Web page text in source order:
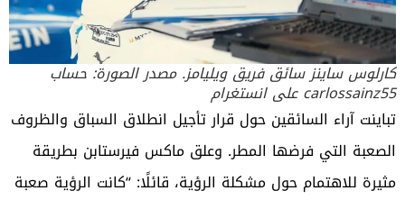
كارلوس ساينز سائق فريق ويليامز. مصدر الصورة: حساب
carlossainz55 على انستغرام
تباينت آراء السائقين حول قرار تأجيل انطلاق السباق والظروف
الصعبة التي فرضها المطر. وعلق ماكس فيرستابن بطريقة
مثيرة للاهتمام حول مشكلة الرؤية، قائلًا: “كانت الرؤية صعبة